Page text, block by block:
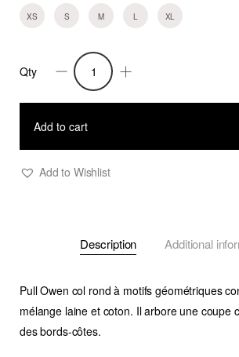
XS S M L XL
Pull
Owen
quantity
Qty
Add to cart
Add to Wishlist
Description Additional
Pull Owen col rond à motifs géométriques
mélange laine et coton. Il arbore une coupe
des bords-côtes.